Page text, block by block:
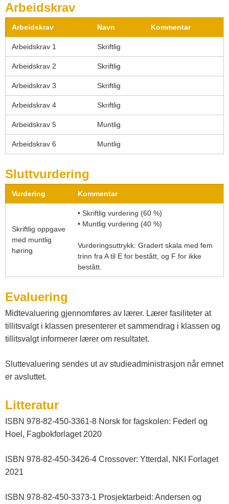
Arbeidskrav
Arbeidskrav Navn Kommentar
Arbeidskrav 1 Skriftlig
Arbeidskrav 2 Skriftlig
Arbeidskrav 3 Skriftlig
Arbeidskrav 4 Skriftlig
Arbeidskrav 5 Muntlig
Arbeidskrav 6 Muntlig
Sluttvurdering
Vurdering Kommentar
Skriftlig oppgave
med muntlig
høring
• Skriftlig vurdering (60 %)
• Muntlig vurdering (40 %)
Vurderingsuttrykk: Gradert skala med fem
trinn fra A til E for bestått, og F for ikke
bestått.
Evaluering
Midtevaluering gjennomføres av lærer. Lærer fasiliteter at
tillitsvalgt i klassen presenterer et sammendrag i klassen og
tillitsvalgt informerer lærer om resultatet.
Sluttevaluering sendes ut av studieadministrasjon når emnet
er avsluttet.
Litteratur
ISBN 978-82-450-3361-8 Norsk for fagskolen: Federl og
Hoel, Fagbokforlaget 2020
ISBN 978-82-450-3426-4 Crossover: Ytterdal, NKI Forlaget
2021
ISBN 978-82-450-3373-1 Prosjektarbeid: Andersen og